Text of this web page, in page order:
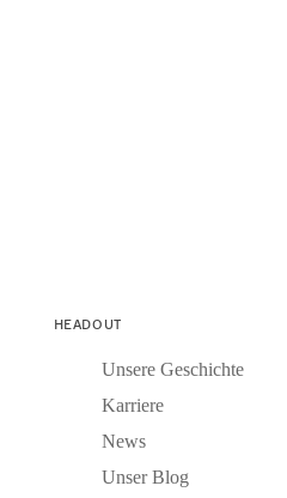
HEADOUT
Unsere Geschichte
Karriere
News
Unser Blog